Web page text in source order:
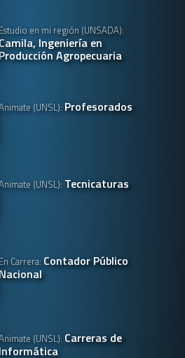
Estudio en mi región (UNSADA):
Camila, Ingeniería en
Producción Agropecuaria
(UNSL): Profesorados
(UNSL): Tecnicaturas
En Carrera: Contador Público
Nacional
(UNSL): Carreras de
Informática